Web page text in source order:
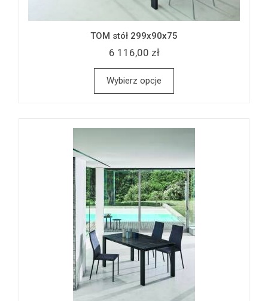
TOM stół 299x90x75
6 116,00 zł
Wybierz opcje